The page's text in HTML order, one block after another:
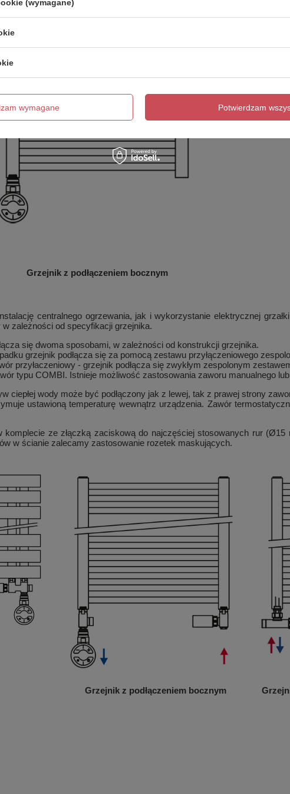
Grzejnik z podłączeniem bocznym
centralnego ogrzewania, jak i wykorzystanie elektrycznej
zależności od specyfikacji grzejnika.
się dwoma sposobami, w zależności od konstrukcji grzejnika.
grzejnik podłącza się za pomocą zestawu przyłączeniowego
przyłaczeniowy - grzejnik podłącza się zwykłym zespolonym
typu COMBI. Istnieje możliwość zastosowania zaworu manualnego
ciepłej wody może być podłączony jak z lewej, tak z prawej strony
ustawioną temperaturę wewnątrz urządzenia. Zawór
komplecie ze złączką zaciskową do najczęściej stosowanych rur
w ścianie zalecamy zastosowanie rozetek maskujących.
Grzejnik z podłączeniem bocznym
(wymagane)
wymagane Potwierdzam